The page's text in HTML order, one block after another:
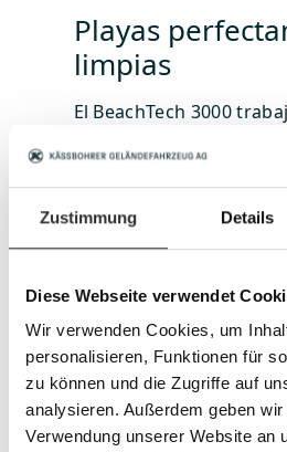
Zustimmung Details
Diese Webseite verwendet
Wir verwenden Cookies, um
personalisieren, Funktionen für
zu können und die Zugriffe auf
analysieren. Außerdem geben
Verwendung unserer Website an
Playas
limpias
El BeachTech 3000
tecnología de dos
través del Pickup, la
y transportada hacia la
de tamizado rotativa.
residuos más
cigarro, son separados
la segunda criba.
manera fiable material
como troncos, piedras o
Gracias a los diferentes
colector, el operador